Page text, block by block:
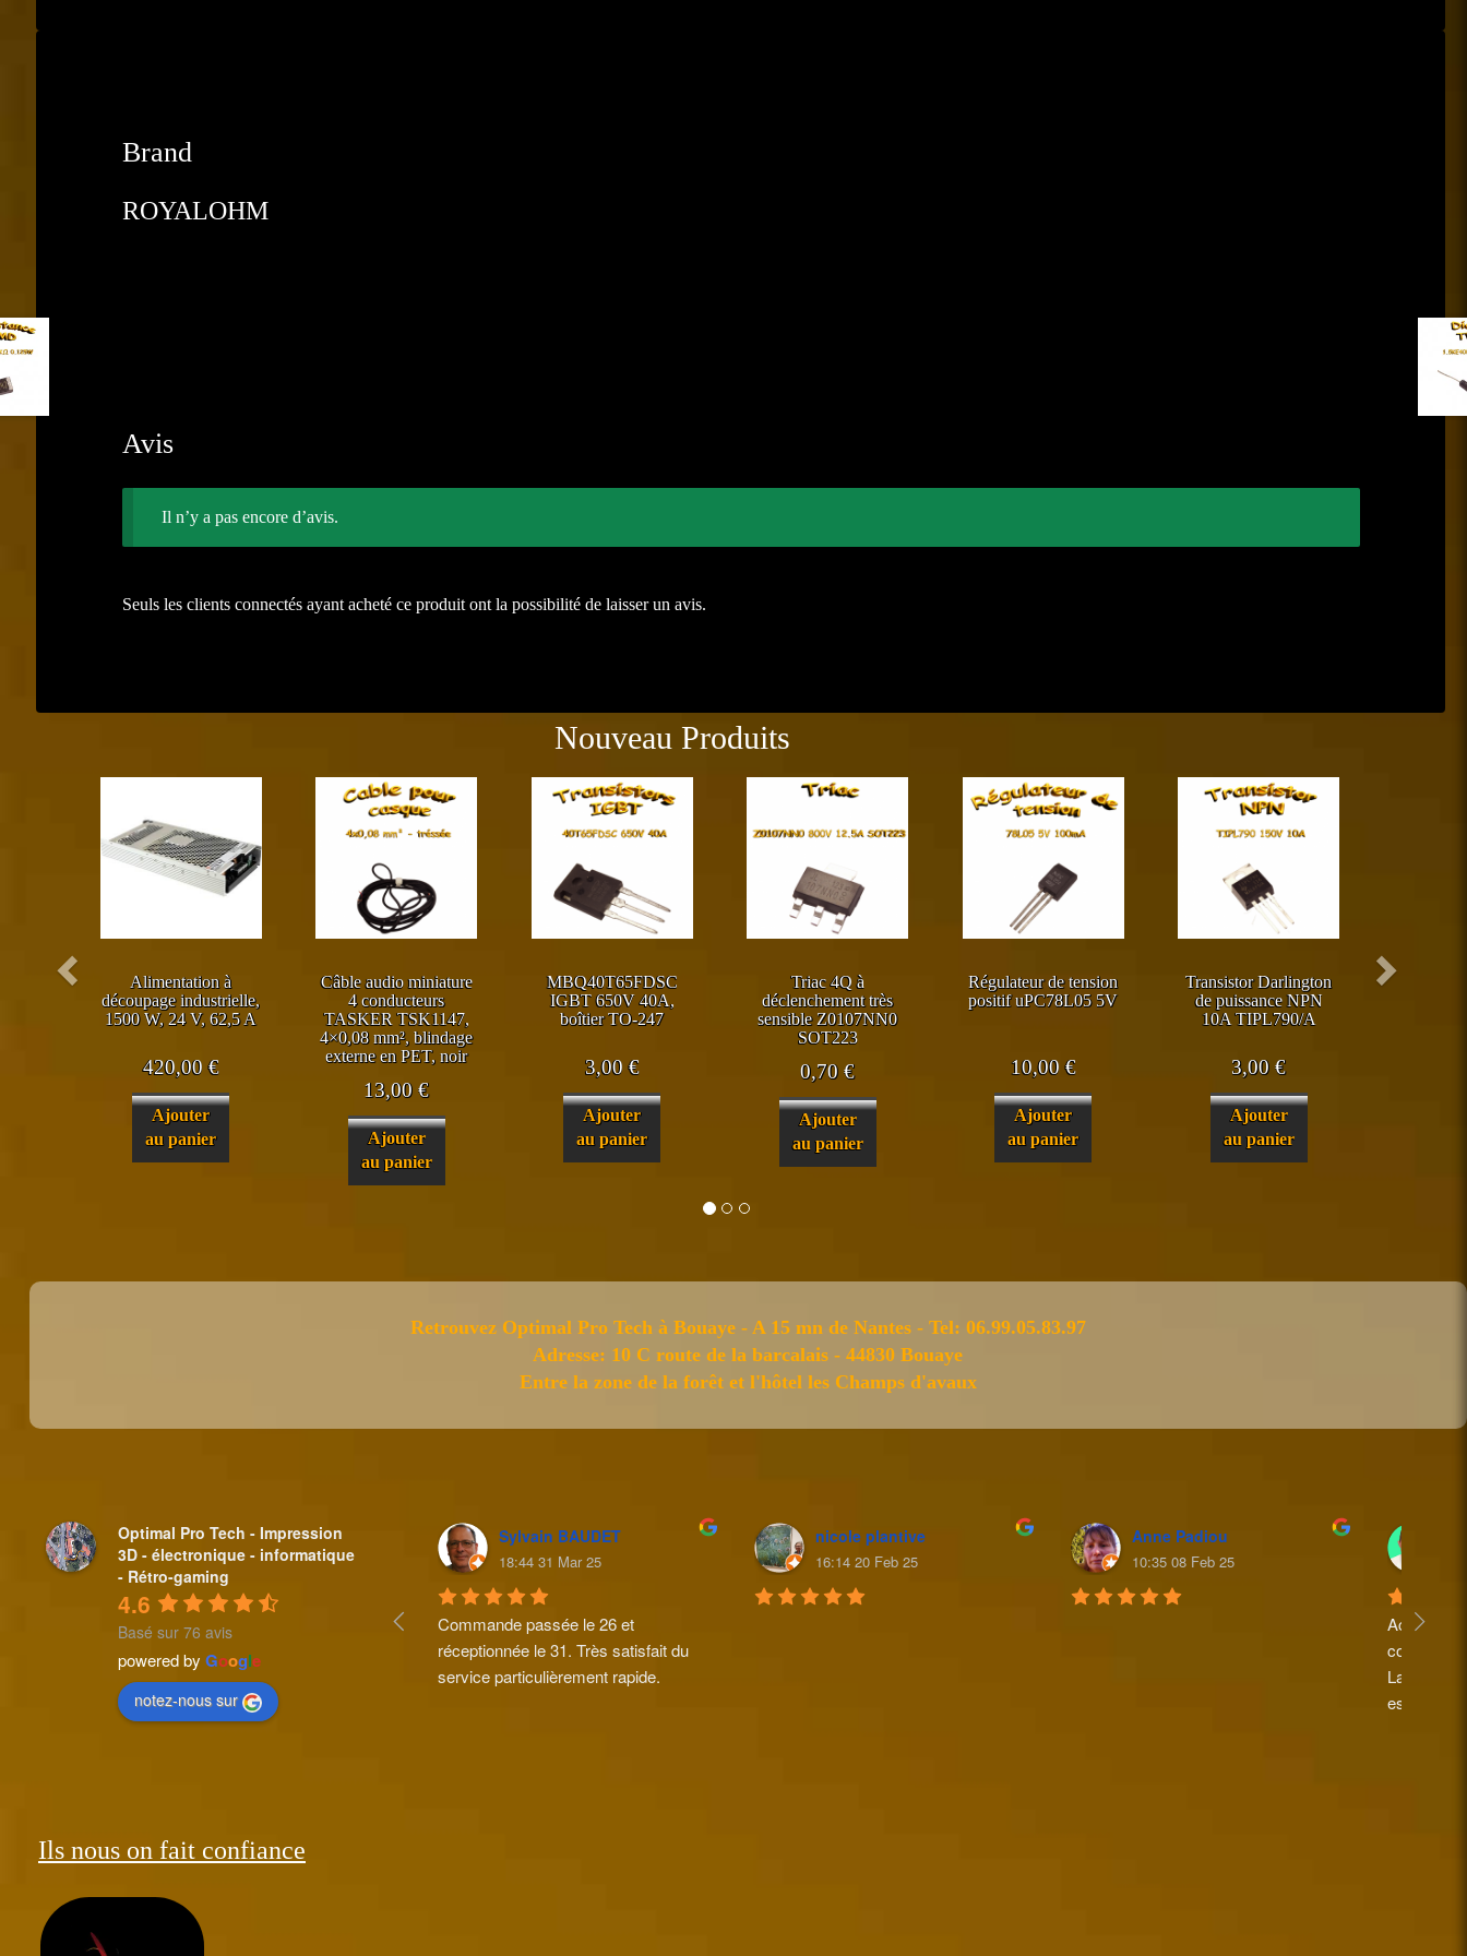
Brand
ROYALOHM
Avis
Il n’y a pas encore d’avis.
Seuls les clients connectés ayant acheté ce produit ont la possibilité de laisser un avis.
Nouveau Produits
Alimentation à
découpage industrielle,
1500 W, 24 V, 62,5 A
420,00€
Ajouter
au panier
Câble audio miniature
4 conducteurs
TASKER TSK1147,
4×0,08 mm², blindage
externe en PET, noir
13,00€
Ajouter
au panier
MBQ40T65FDSC
IGBT 650V 40A,
boîtier TO-247
3,00€
Ajouter
au panier
Triac 4Q à
déclenchement très
sensible Z0107NN0
SOT223
0,70€
Ajouter
au panier
Régulateur de tension
positif uPC78L05 5V
10,00€
Ajouter
au panier
Transistor Darlington
de puissance NPN
10A TIPL790/A
3,00€
Ajouter
au panier
Retrouvez Optimal Pro Tech à Bouaye - A 15 mn de Nantes - Tel: 06.99.05.83.97
Adresse: 10 C route de la barcalais - 44830 Bouaye
Entre la zone de la forêt et l'hôtel les Champs d'avaux
Optimal Pro Tech - Impression
3D - électronique - informatique
- Rétro-gaming
4.6
Basé sur 76 avis
powered by Google
notez-nous sur
Sylvain BAUDET
18:44 31 Mar 25
Commande passée le 26 et
réceptionnée le 31. Très satisfait du
service particulièrement rapide.
nicole plantive
16:14 20 Feb 25
Anne Padiou
10:35 08 Feb 25
Accueil
La
est très
Ils nous on fait confiance